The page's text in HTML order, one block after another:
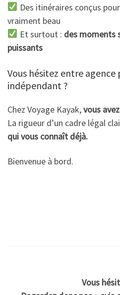
Des itinéraires conçus
vraiment beau
Et surtout : des moments
puissants
Vous hésitez entre
indépendant ?
Chez Voyage Kayak,vous
La rigueur d’un cadre légal
qui vous connaît déjà.
Bienvenue à bord.
Vous